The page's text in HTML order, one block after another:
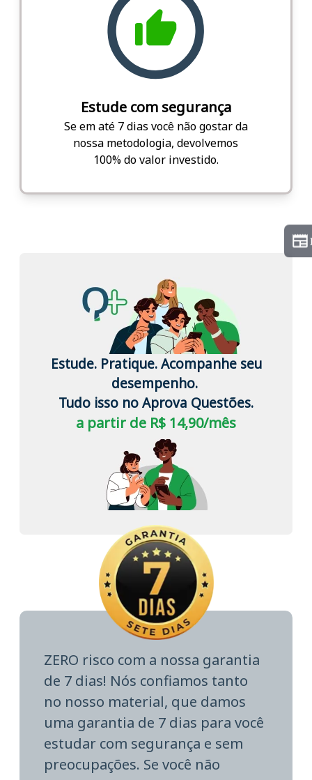
Estude com segurança
Se em até 7 dias você não gostar da
nossa metodologia, devolvemos
100% do valor investido.
Estude. Pratique. Acompanhe seu
desempenho.
Tudo isso no Aprova Questões.
a partir de R$ 14,90/mês
ZERO risco com a nossa garantia
de 7 dias! Nós confiamos tanto
no nosso material, que damos
uma garantia de 7 dias para você
estudar com segurança e sem
preocupações. Se você não